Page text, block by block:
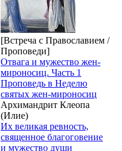
[Встреча с Православием /
Проповеди]
Отвага и мужество жен-
мироносиц. Часть 1
Проповедь в Неделю
святых жен-мироносиц
Архимандрит Клеопа
(Илие)
Их великая ревность,
священное благоговение
и мужество души